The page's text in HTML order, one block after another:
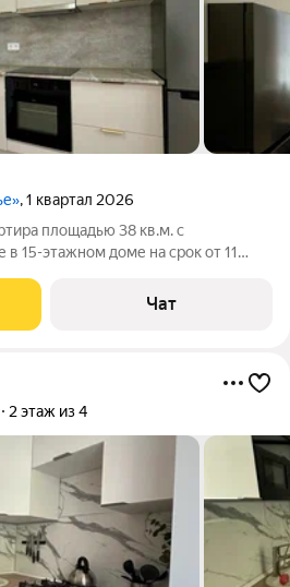
, 1 квартал 2026
площадью 38 кв.м. с
15-этажном доме на срок от 11
во двор.
Чат
2 этаж из 4